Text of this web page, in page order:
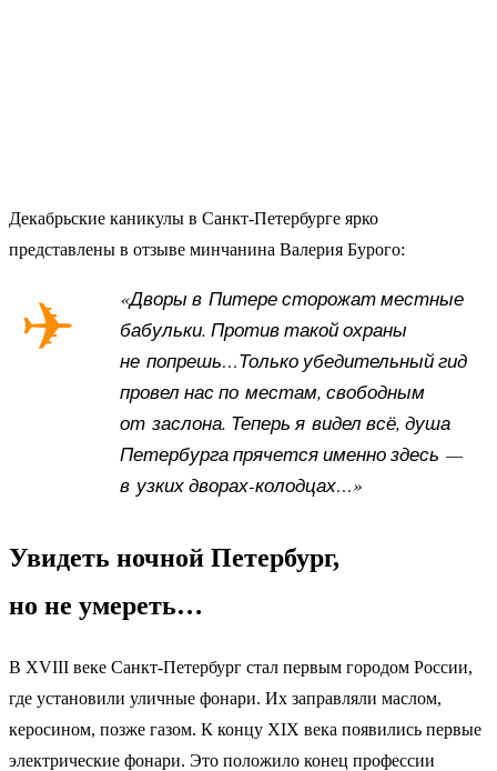
Декабрьские каникулы в Санкт-Петербурге ярко
представлены в отзыве минчанина Валерия Бурого:
«Дворы в Питере сторожат местные
бабульки. Против такой охраны
не попрешь…Только убедительный гид
провел нас по местам, свободным
от заслона. Теперь я видел всё, душа
Петербурга прячется именно здесь —
в узких дворах-колодцах…»
Увидеть ночной Петербург,
но не умереть…
В XVIII веке Санкт-Петербург стал первым городом России,
где установили уличные фонари. Их заправляли маслом,
керосином, позже газом. К концу XIX века появились первые
электрические фонари. Это положило конец профессии